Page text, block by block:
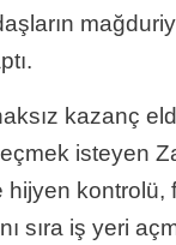
kazanç
isteyen
kontrolü,
sıra iş yeri